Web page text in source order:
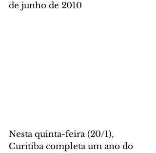
de junho de 2010
Nesta quinta-feira (20/1),
Curitiba completa um ano do